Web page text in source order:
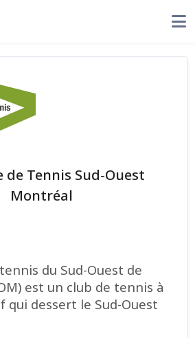
de Tennis Sud-Ouest
Montréal
du Sud-Ouest de
est un club de tennis à
dessert le Sud-Ouest